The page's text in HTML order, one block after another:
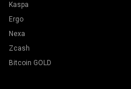
Kaspa
Ergo
Nexa
Zcash
Bitcoin GOLD